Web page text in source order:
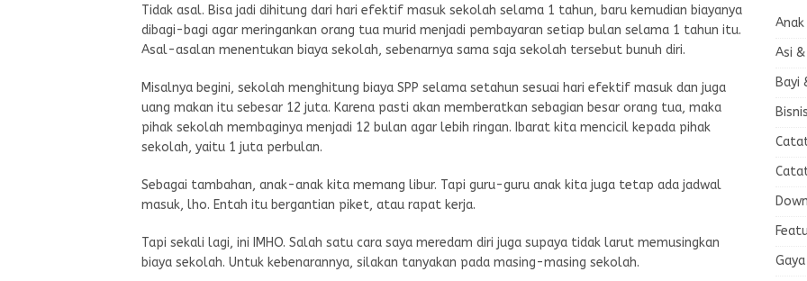
Tidak asal. Bisa jadi dihitung dari hari efektif masuk sekolah selama 1 tahun, baru kemudian biayanya
dibagi-bagi agar meringankan orang tua murid menjadi pembayaran setiap bulan selama 1 tahun itu.
Asal-asalan menentukan biaya sekolah, sebenarnya sama saja sekolah tersebut bunuh diri.
Misalnya begini, sekolah menghitung biaya SPP selama setahun sesuai hari efektif masuk dan juga
uang makan itu sebesar 12 juta. Karena pasti akan memberatkan sebagian besar orang tua, maka
pihak sekolah membaginya menjadi 12 bulan agar lebih ringan. Ibarat kita mencicil kepada pihak
sekolah, yaitu 1 juta perbulan.
Sebagai tambahan, anak-anak kita memang libur. Tapi guru-guru anak kita juga tetap ada jadwal
masuk, lho. Entah itu bergantian piket, atau rapat kerja.
Tapi sekali lagi, ini IMHO. Salah satu cara saya meredam diri juga supaya tidak larut memusingkan
biaya sekolah. Untuk kebenarannya, silakan tanyakan pada masing-masing sekolah.
Asi
Bayi